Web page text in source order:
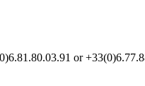
or